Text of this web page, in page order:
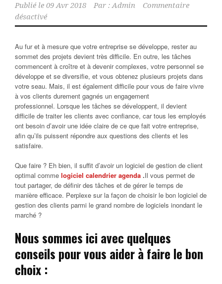
Publié le 09 Avr 2018 Par : Admin
Commentaire
désactivé
Au fur et à mesure que votre entreprise se développe, rester au
sommet des projets devient très difficile. En outre, les tâches
commencent à croître et à devenir complexes, votre personnel se
développe et se diversifie, et vous obtenez plusieurs projets dans
votre seau. Mais, il est également difficile pour vous de faire vivre
à vos clients durement gagnés un engagement
professionnel. Lorsque les tâches se développent, il devient
difficile de traiter les clients avec confiance, car tous les employés
ont besoin d’avoir une idée claire de ce que fait votre entreprise,
afin qu’ils puissent répondre aux questions des clients et les
satisfaire.
Que faire ? Eh bien, il suffit d’avoir un logiciel de gestion de client
optimal comme logiciel calendrier agenda .Il vous permet de
tout partager, de définir des tâches et de gérer le temps de
manière efficace. Perplexe sur la façon de choisir le bon logiciel de
gestion des clients parmi le grand nombre de logiciels inondant le
marché ?
Nous sommes ici avec quelques
conseils pour vous aider à faire le bon
choix :